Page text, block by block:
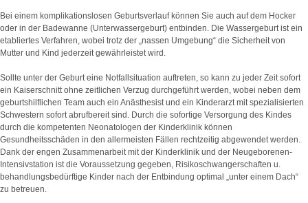
Bei einem komplikationslosen Geburtsverlauf können Sie auch auf dem Hocker
oder in der Badewanne (Unterwassergeburt) entbinden. Die Wassergeburt ist ein
etabliertes Verfahren, wobei trotz der „nassen Umgebung“ die Sicherheit von
Mutter und Kind jederzeit gewährleistet wird.
Sollte unter der Geburt eine Notfallsituation auftreten, so kann zu jeder Zeit sofort
ein Kaiserschnitt ohne zeitlichen Verzug durchgeführt werden, wobei neben dem
geburtshilflichen Team auch ein Anästhesist und ein Kinderarzt mit spezialisierten
Schwestern sofort abrufbereit sind. Durch die sofortige Versorgung des Kindes
durch die kompetenten Neonatologen der Kinderklinik können
Gesundheitsschäden in den allermeisten Fällen rechtzeitig abgewendet werden.
Dank der engen Zusammenarbeit mit der Kinderklinik und der Neugeborenen-
Intensivstation ist die Voraussetzung gegeben, Risikoschwangerschaften u.
behandlungsbedürftige Kinder nach der Entbindung optimal „unter einem Dach“
zu betreuen.